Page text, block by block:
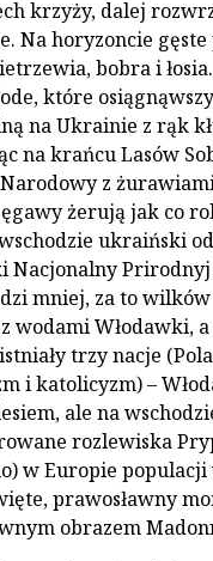
krzyży, dalej
Na horyzoncie
bobra i
które
na Ukrainie z rąk
na krańcu Lasów
z
żerują jak co
ukraiński
Nacjonalny
mniej, za to
z wodami Włodawki,
trzy nacje
i katolicyzm) –
ale na
rozlewiska
w Europie
prawosławny
obrazem